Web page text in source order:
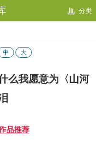
分类
中 大
么我愿意为〈山河
品推荐